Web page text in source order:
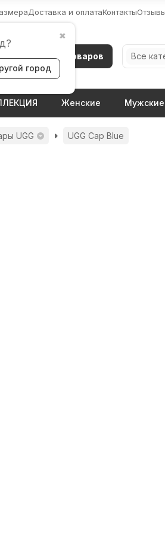
✖
город
Доставка и оплатаКонтактыОтзывы
Каталог товаров Все
Женские Мужские
UGG UGG Cap Blue